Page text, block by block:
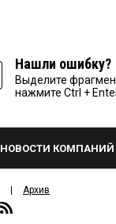
Нашли ошибку?
Выделите
нажмите Ctrl +
НОВОСТИ КОМПАНИЙ
Архив